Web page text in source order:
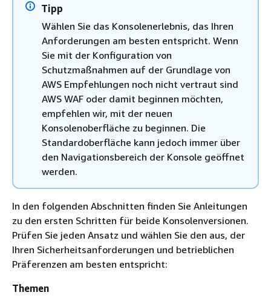
Tipp
Wählen Sie das Konsolenerlebnis, das Ihren
Anforderungen am besten entspricht. Wenn
Sie mit der Konfiguration von
Schutzmaßnahmen auf der Grundlage von
AWS Empfehlungen noch nicht vertraut sind
AWS WAF oder damit beginnen möchten,
empfehlen wir, mit der neuen
Konsolenoberfläche zu beginnen. Die
Standardoberfläche kann jedoch immer über
den Navigationsbereich der Konsole geöffnet
werden.
In den folgenden Abschnitten finden Sie Anleitungen
zu den ersten Schritten für beide Konsolenversionen.
Prüfen Sie jeden Ansatz und wählen Sie den aus, der
Ihren Sicherheitsanforderungen und betrieblichen
Präferenzen am besten entspricht:
Themen